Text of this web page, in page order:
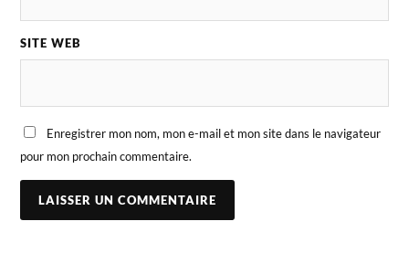
SITE WEB
Enregistrer mon nom, mon e-mail et mon site dans le navigateur
pour mon prochain commentaire.